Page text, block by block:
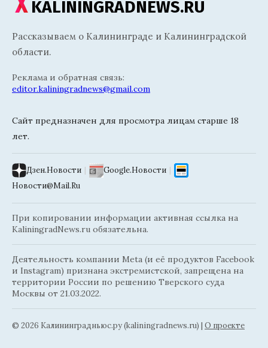
KALININGRADNEWS.RU
Рассказываем о Калининграде и Калининградской
области.
Реклама и обратная связь:
editor.kaliningradnews@gmail.com
Сайт предназначен для просмотра лицам старше 18
лет.
Дзен.Новости | Google.Новости |
Новости@Mail.Ru
При копировании информации активная ссылка на
KaliningradNews.ru обязательна.
Деятельность компании Meta (и её продуктов Facebook
и Instagram) признана экстремистской, запрещена на
территории России по решению Тверского суда
Москвы от 21.03.2022.
© 2026 Калининградньюc.ру (kaliningradnews.ru) | О проекте